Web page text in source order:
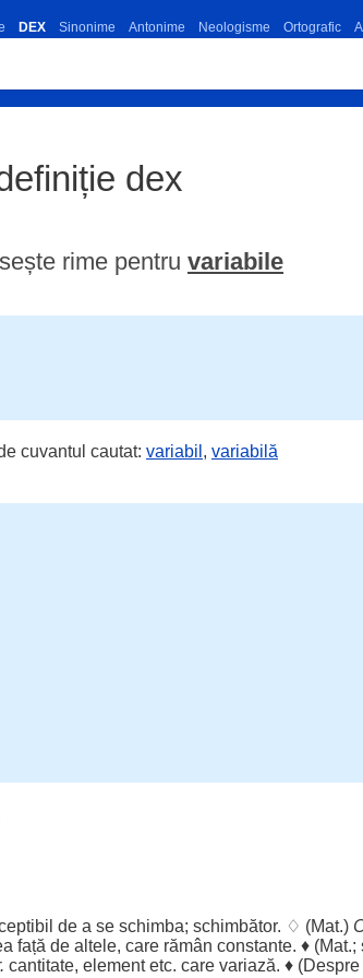
DEX Sinonime Antonime Neologisme Ortografic
dex
rime pentru variabile
cuvantul cautat: variabil , variabilă
de a se schimba; schimbător. ♢ (Mat.)
față de altele, care rămân constante. ♦ (Mat.;
cantitate, elementetc. care variază. ♦ (Despre